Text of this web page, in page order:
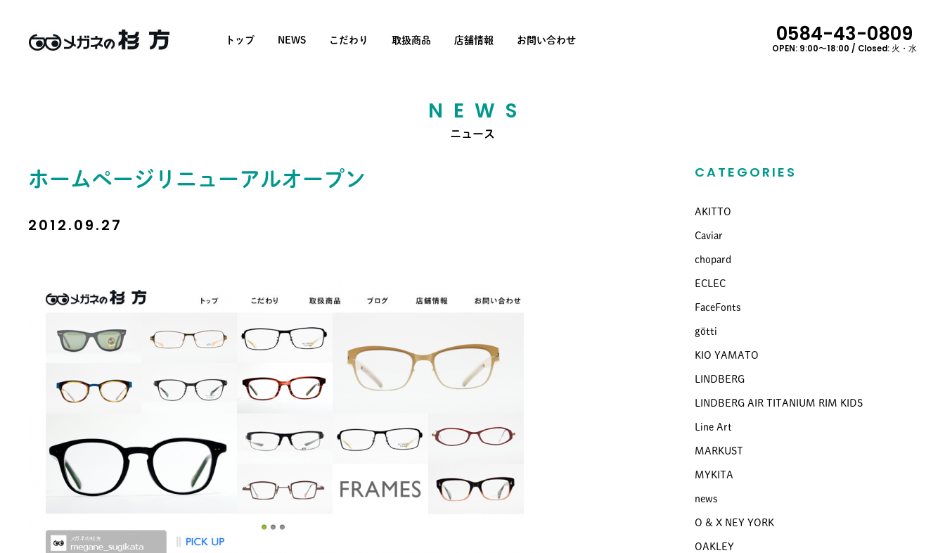
トップ NEWS こだわり 取扱商品 店舗情報 お問い合わせ 0584-43-0809
OPEN: 9:00〜18:00 / Closed: 火・水
NEWS
ニュース
ホームページリニューアルオープン
2012.09.27
CATEGORIES
AKITTO
Caviar
chopard
ECLEC
FaceFonts
götti
KIO YAMATO
LINDBERG
LINDBERG AIR TITANIUM RIM KIDS
Line Art
MARKUST
MYKITA
news
O & X NEY YORK
OAKLEY